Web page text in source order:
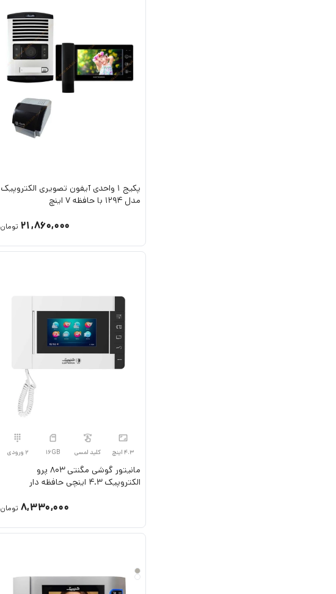
پکیج 1 واحدی آیفون تصویری الکتروپیک
مدل 1294 با حافظه 7 اینچ
21,860,000 تومان
4.3 اینچ کلید لمسی 16GB 2 ورودی
مانیتور گوشی مگنتی 803 پرو
الکتروپیک 4.3 اینچی حافظه دار
8,330,000 تومان